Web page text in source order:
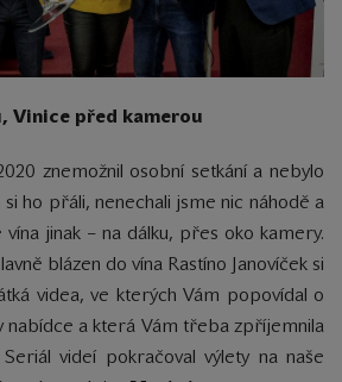
Vinice před kamerou
znemožnil osobní setkání a nebylo
ho přáli, nenechali jsme nic náhodě a
jinak – na dálku, přes oko kamery.
blázen do vína Rastíno Janovíček si
videa, ve kterých Vám popovídal o
nabídce a která Vám třeba zpříjemnila
Seriál videí pokračoval výlety na naše